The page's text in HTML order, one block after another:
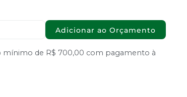
Adicionar ao Orçamento
mínimo de R$ 700,00 com pagamento à